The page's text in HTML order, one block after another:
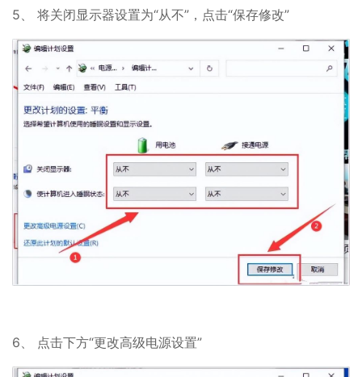
5、 将关闭显示器设置为“从不”，点击“保存修改”
6、 点击下方“更改高级电源设置”